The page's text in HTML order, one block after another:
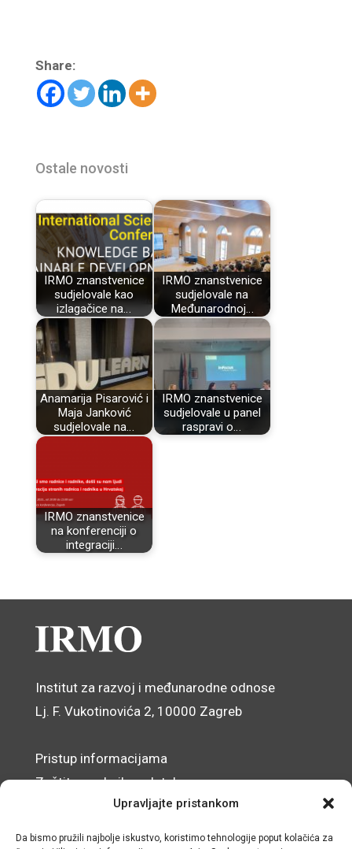
Upravljajte pristankom
Da bismo pružili najbolje iskustvo, koristimo tehnologije poput kolačića za
Share:
Ostale novosti
IRMO znanstvenice
sudjelovale kao
izlagačice na…
IRMO znanstvenice
sudjelovale na
Međunarodnoj…
Anamarija Pisarović i
Maja Janković
sudjelovale na…
IRMO znanstvenice
sudjelovale u panel
raspravi o…
IRMO znanstvenice
na konferenciji o
integraciji…
Institut za razvoj i međunarodne odnose
Lj. F. Vukotinovića 2, 10000 Zagreb
Pristup informacijama
Zaštita osobnih podataka
Izjava o pristupačnosti mrežnog sjedišta